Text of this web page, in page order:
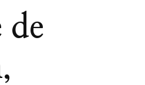
de